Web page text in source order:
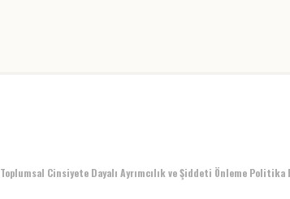
Toplumsal Cinsiyete Dayalı Ayrımcılık ve Şiddeti Önleme